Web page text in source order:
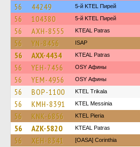
56 44249 5-й KTEL Пирей
56 104380 5-й KTEL Пирей
56 AXH-8555 KTEAL Patras
56 YN-8456 ISAP
56 AXX-4434 KTEAL Patras
56 YEH-7456 OSY Афины
56 YEM-4956 OSY Афины
56 BOP-1100 ΚΤΕL Τrikala
56 KMH-8391 KTEL Messinia
56 KNK-6856 KTEL Pieria
56 AZK-5820 KTEAL Patras
56 XEH-8341 [OASA] Corinthia